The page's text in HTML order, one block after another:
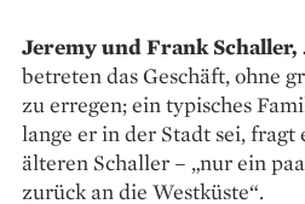
Jeremy und Frank Schaller,
betreten das Geschäft, ohne
zu erregen; ein typisches
lange er in der Stadt sei,
älteren Schaller – „nur ein
zurück an die Westküste“.